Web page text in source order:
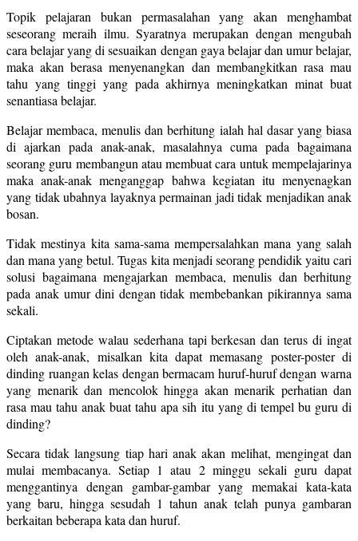
Topik pelajaran bukan permasalahan yang akan menghambat
seseorang meraih ilmu. Syaratnya merupakan dengan mengubah
cara belajar yang di sesuaikan dengan gaya belajar dan umur belajar,
maka akan berasa menyenangkan dan membangkitkan rasa mau
tahu yang tinggi yang pada akhirnya meningkatkan minat buat
senantiasa belajar.
Belajar membaca, menulis dan berhitung ialah hal dasar yang biasa
di ajarkan pada anak-anak, masalahnya cuma pada bagaimana
seorang guru membangun atau membuat cara untuk mempelajarinya
maka anak-anak menganggap bahwa kegiatan itu menyenagkan
yang tidak ubahnya layaknya permainan jadi tidak menjadikan anak
bosan.
Tidak mestinya kita sama-sama mempersalahkan mana yang salah
dan mana yang betul. Tugas kita menjadi seorang pendidik yaitu cari
solusi bagaimana mengajarkan membaca, menulis dan berhitung
pada anak umur dini dengan tidak membebankan pikirannya sama
sekali.
Ciptakan metode walau sederhana tapi berkesan dan terus di ingat
oleh anak-anak, misalkan kita dapat memasang poster-poster di
dinding ruangan kelas dengan bermacam huruf-huruf dengan warna
yang menarik dan mencolok hingga akan menarik perhatian dan
rasa mau tahu anak buat tahu apa sih itu yang di tempel bu guru di
dinding?
Secara tidak langsung tiap hari anak akan melihat, mengingat dan
mulai membacanya. Setiap 1 atau 2 minggu sekali guru dapat
menggantinya dengan gambar-gambar yang memakai kata-kata
yang baru, hingga sesudah 1 tahun anak telah punya gambaran
berkaitan beberapa kata dan huruf.